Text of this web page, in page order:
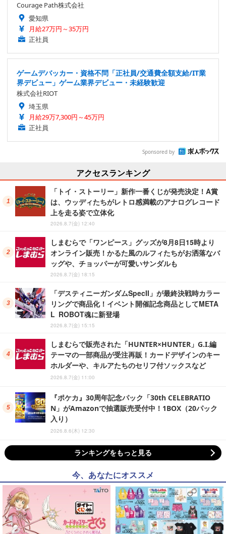
Courage Path株式会社
愛知県
月給27万円～35万円
正社員
ゲームデバッカー・資格不問「正社員/交通費全額支給/IT業
界デビュー」ゲーム業界デビュー・未経験歓迎
株式会社RIOT
埼玉県
月給29万7,300円～45万円
正社員
Sponsored by
アクセスランキング
「トイ・ストーリー」新作一番くじが発売決定！A賞
は、ウッディたちがレトロ感満載のアナログレコード
上を走る姿で立体化
2026.8.7(金) 12:40
しまむらで「ワンピース」グッズが8月8日15時より
オンライン販売！かるた風のルフィたちがお洒落なバ
ッグや、チョッパーが可愛いサンダルも
2026.8.7(金) 18:15
「デスティニーガンダムSpecII」が最終決戦時カラー
リングで商品化！イベント開催記念商品としてMETA
L ROBOT魂に新登場
2026.8.7(金) 15:15
しまむらで販売された「HUNTER×HUNTER」G.I.編
テーマの一部商品が受注再販！カードデザインのキー
ホルダーや、キルアたちのセリフ付ソックスなど
2026.8.7(金) 11:00
『ポケカ』30周年記念パック「30th CELEBRATIO
N」がAmazonで抽選販売受付中！1BOX（20パック
入り）
2026.8.6(木) 12:30
ランキングをもっと見る
今、あなたにオススメ